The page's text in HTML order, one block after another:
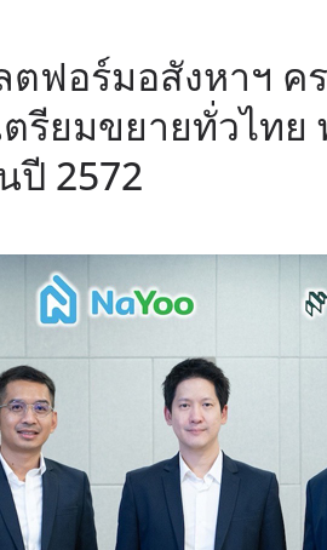
ฟอร์มอสังหาฯ ค
รียมขยายทั่วไทย
ปี 2572